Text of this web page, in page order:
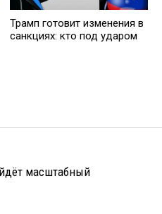
Трамп готовит изменения в
санкциях: кто под ударом
масштабный